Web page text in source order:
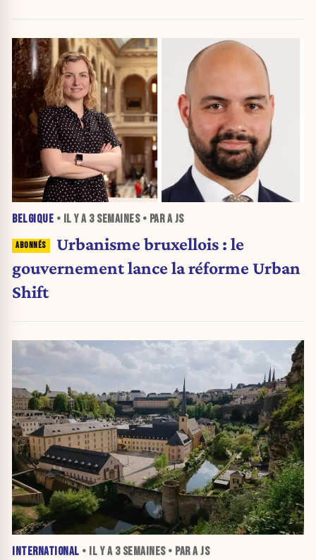
BELGIQUE • IL Y A 3 SEMAINES• PAR A JS
Urbanisme bruxellois : le
gouvernement lance la réforme Urban
Shift
INTERNATIONAL • IL Y A 3 SEMAINES• PAR A JS